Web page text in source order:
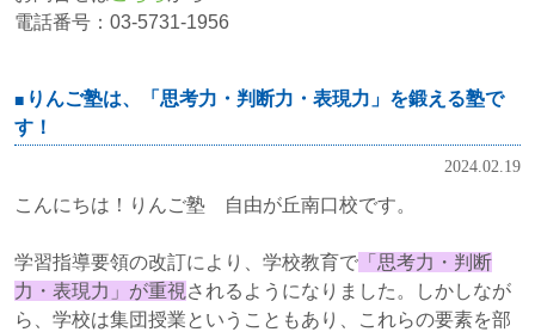
電話番号：03-5731-1956
りんご塾は、「思考力・判断力・表現力」を鍛える塾で
す！
2024.02.19
こんにちは！りんご塾 自由が丘南口校です。
学習指導要領の改訂により、学校教育で 「思考力・判断
力・表現力」が重視 されるようになりました。しかしなが
ら、学校は集団授業ということもあり、これらの要素を部